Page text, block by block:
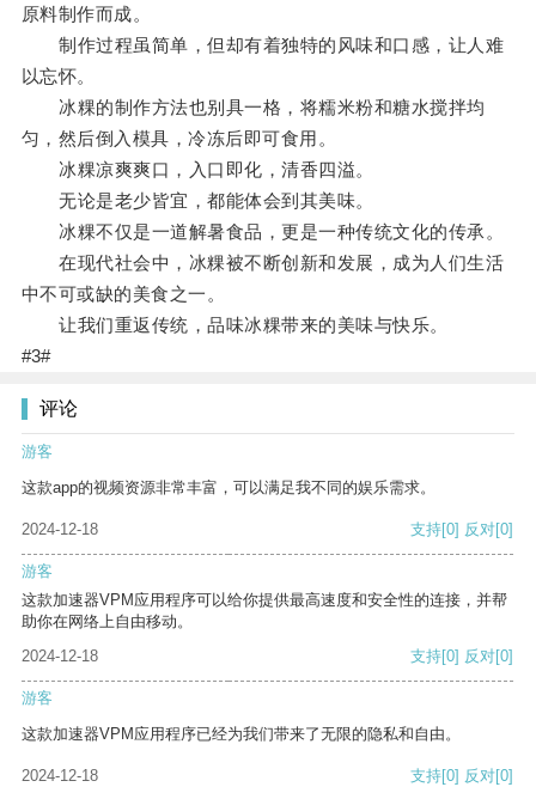
原料制作而成。
制作过程虽简单，但却有着独特的风味和口感，让人难
以忘怀。
冰粿的制作方法也别具一格，将糯米粉和糖水搅拌均
匀，然后倒入模具，冷冻后即可食用。
冰粿凉爽爽口，入口即化，清香四溢。
无论是老少皆宜，都能体会到其美味。
冰粿不仅是一道解暑食品，更是一种传统文化的传承。
在现代社会中，冰粿被不断创新和发展，成为人们生活
中不可或缺的美食之一。
让我们重返传统，品味冰粿带来的美味与快乐。
#3#
评论
游客
这款app的视频资源非常丰富，可以满足我不同的娱乐需求。
2024-12-18 支持[0] 反对[0]
游客
这款加速器VPM应用程序可以给你提供最高速度和安全性的连接，并帮
助你在网络上自由移动。
2024-12-18
支持[0] 反对[0]
游客
这款加速器VPM应用程序已经为我们带来了无限的隐私和自由。
2024-12-18 支持[0] 反对[0]